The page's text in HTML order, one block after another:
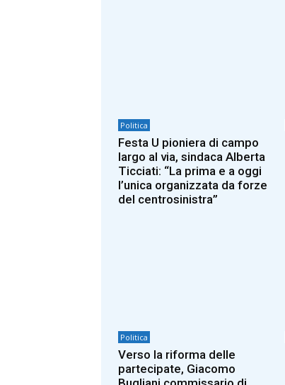
Politica
Festa U pioniera di campo
largo al via, sindaca Alberta
Ticciati: “La prima e a oggi
l’unica organizzata da forze
del centrosinistra”
Politica
Verso la riforma delle
partecipate, Giacomo